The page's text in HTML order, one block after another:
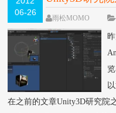
06-26
WebView（三
雨松MOMO
92632次
50 条
在之前的文章Unity3D研究院